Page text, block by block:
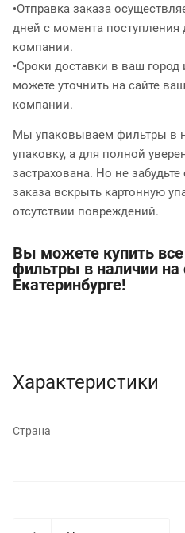
•Отправка заказа
дней с момента поступления
компании.
•Сроки доставки в ваш
можете уточнить на сайте
компании.
Мы упаковываем фильтры в
упаковку, а для полной
застрахована. Но не
заказа вскрыть картонную
отсутствии повреждений.
Вы можете купить
фильтры в наличии на
Екатеринбурге!
Характеристики
Страна